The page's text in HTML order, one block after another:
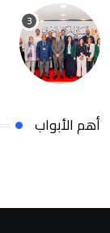
أهم الأبواب